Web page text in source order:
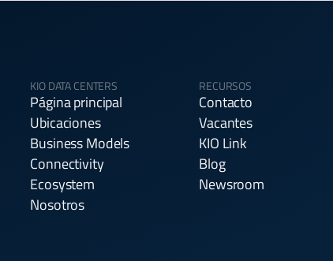
KIO DATA CENTERS
Página principal
Ubicaciones
Business Models
Connectivity
Ecosystem
Nosotros
RECURSOS
Contacto
Vacantes
KIO Link
Blog
Newsroom